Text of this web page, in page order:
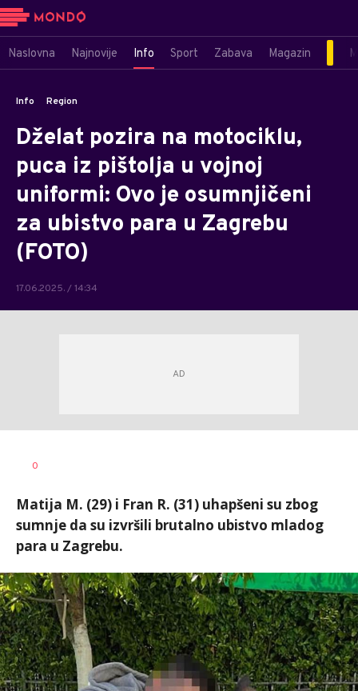
Naslovna Najnovije Info Sport Zabava Magazin
Info Region
Dželat pozira na motociklu,
puca iz pištolja u vojnoj
uniformi: Ovo je osumnjičeni
za ubistvo para u Zagrebu
(FOTO)
17.06.2025. / 14:34
AUTOR
0
Matija M. (29) i Fran R. (31) uhapšeni su zbog
sumnje da su izvršili brutalno ubistvo mladog
para u Zagrebu.